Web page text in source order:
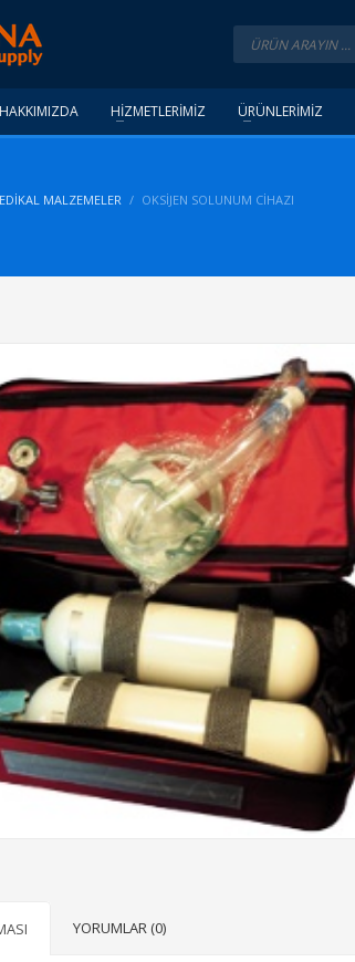
HAKKIMIZDA HİZMETLERİMİZ ÜRÜNLERİMİZ
MALZEMELER OKSIJEN SOLUNUM CIHAZI
YORUMLAR (0)